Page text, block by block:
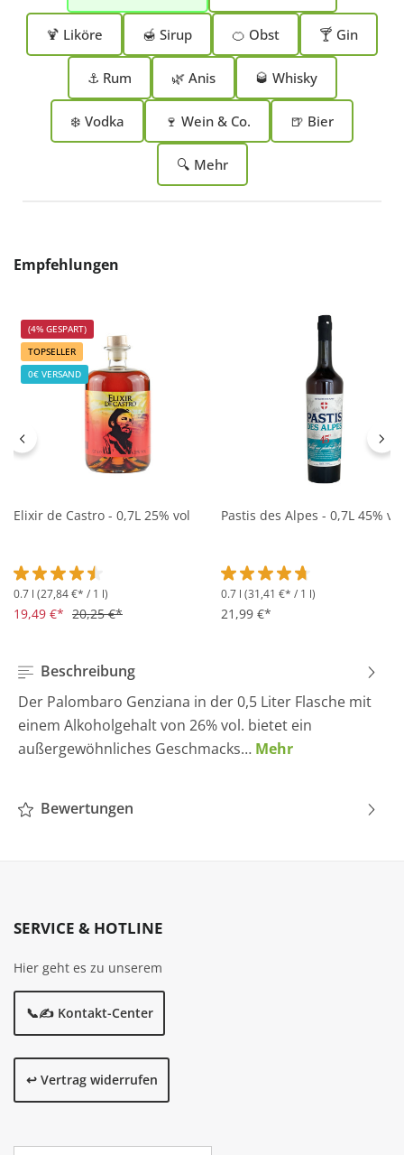
🍹 Liköre 🍯 Sirup 🍊 Obst 🍸 Gin
⚓ Rum 🌿 Anis 🥃 Whisky
❄️ Vodka 🍷 Wein & Co. 🍺 Bier
🔍 Mehr
Produktgalerie überspringen
Empfehlungen
(4% GESPART)
TOPSELLER
0€ VERSAND
Elixir de Castro - 0,7L 25% vol
Durchschnittliche Bewertung von 4.5 von 5 Sternen
0.7 l (27,84 €* / 1 l)
19,49 €* 20,25 €*
Pastis des Alpes - 0,7L 45% vol
Durchschnittliche
0.7 l (31,41 €* / 1 l)
21,99 €*
Beschreibung
Der Palombaro Genziana in der 0,5 Liter Flasche mit
einem Alkoholgehalt von 26% vol. bietet ein
außergewöhnliches Geschmacks… Mehr
Bewertungen
SERVICE & HOTLINE
Hier geht es zu unserem
📞✍️ Kontakt-Center
↩️ Vertrag widerrufen